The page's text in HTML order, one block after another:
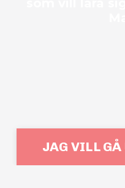
JAG VILL